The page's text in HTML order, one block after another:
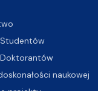
naukowej